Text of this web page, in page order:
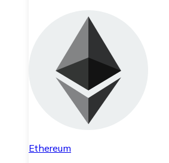
Ethereum